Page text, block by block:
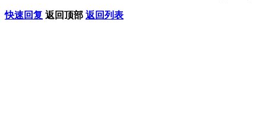
快速回复 返回顶部 返回列表